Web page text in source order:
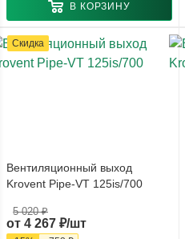
В КОРЗИНУ
Скидка
Вентиляционный выход
Krovent Pipe-VT 125is/700
от 4 267 ₽/шт
5 020 ₽